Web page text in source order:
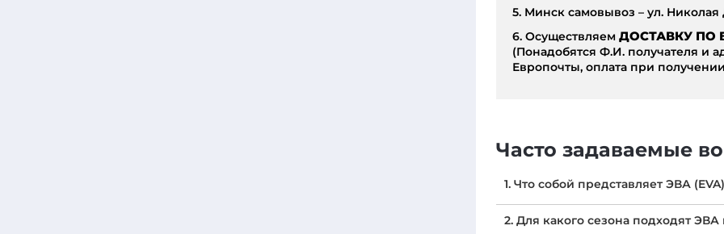
5. Минск самовывоз – ул. Николая
6. Осуществляем ДОСТАВКУ ПО
(Понадобятся Ф.И. получателя и
Европочты, оплата при
Часто задаваемые
1. Что собой представляет ЭВА
свойствами характерными как для
2. Для какого сезона подходят